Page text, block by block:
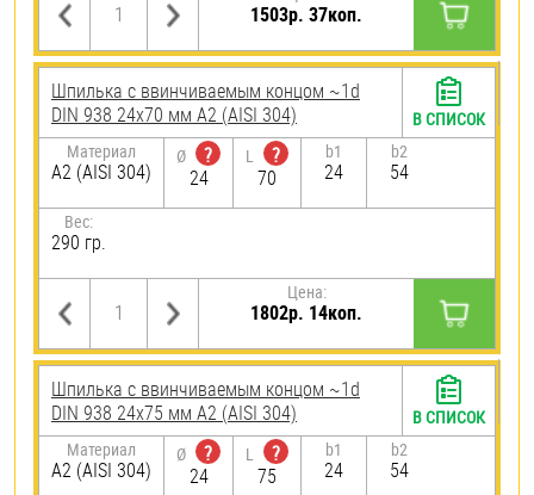
1503р. 37коп.
Шпилька c ввинчиваемым концом ~1d
DIN 938 24х70 мм А2 (AISI 304)
Материал
А2 (AISI 304)
Ø
?
24
L
?
70
b1
24
b2
54
Вес:
290 гр.
Цена:
1802р. 14коп.
В СПИСОК
Шпилька c ввинчиваемым концом ~1d
DIN 938 24х75 мм А2 (AISI 304)
Материал
А2 (AISI 304)
Ø
?
24
L
?
75
b1
24
b2
54
В СПИСОК